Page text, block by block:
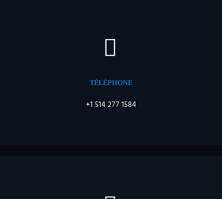


TÉLÉPHONE
+1 514 277 1584